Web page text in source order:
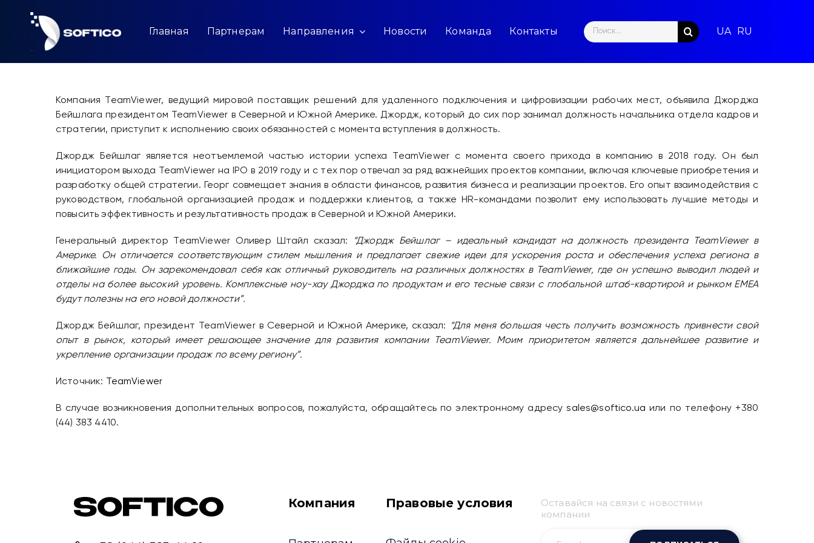
content
Главная Партнерам Направления Новости Команда Контакты
Search
for:
Компания TeamViewer, ведущий мировой поставщик решений для удаленного подключения и цифровизации рабочих мест, объявила Джорджа
Бейшлага президентом TeamViewer в Северной и Южной Америке. Джордж, который до сих пор занимал должность начальника отдела кадров и
стратегии, приступит к исполнению своих обязанностей с момента вступления в должность.
Джордж Бейшлаг является неотъемлемой частью истории успеха TeamViewer с момента своего прихода в компанию в 2018 году. Он был
инициатором выхода TeamViewer на IPO в 2019 году и с тех пор отвечал за ряд важнейших проектов компании, включая ключевые приобретения и
разработку общей стратегии. Георг совмещает знания в области финансов, развития бизнеса и реализации проектов. Его опыт взаимодействия с
руководством, глобальной организацией продаж и поддержки клиентов, а также HR-командами позволит ему использовать лучшие методы и
повысить эффективность и результативность продаж в Северной и Южной Америки.
Генеральный директор TeamViewer Оливер Штайл сказал:
“Джордж Бейшлаг – идеальный кандидат на должность президента TeamViewer в
Америке. Он отличается соответствующим стилем мышления и предлагает свежие идеи для ускорения роста и обеспечения успеха региона в
ближайшие годы. Он зарекомендовал себя как отличный руководитель на различных должностях в TeamViewer, где он успешно выводил людей и
отделы на более высокий уровень. Комплексные ноу-хау Джорджа по продуктам и его тесные связи с глобальной штаб-квартирой и рынком EMEA
будут полезны на его новой должности”.
Джордж Бейшлаг, президент TeamViewer в Северной и Южной Америке, сказал: “Для меня большая честь получить возможность привнести свой
опыт в рынок, который имеет решающее значение для развития компании TeamViewer. Моим приоритетом является дальнейшее развитие и
укрепление организации продаж по всему региону”.
Источник: TeamViewer
В случае возникновения дополнительных вопросов, пожалуйста, обращайтесь по электронному адресуsales@softico.ua или по телефону +380
(44) 383 4410.
Компания Правовые условия
Оставайся на связи с новостями
компании
Ми зазвичай відповідаємо дуже швидко